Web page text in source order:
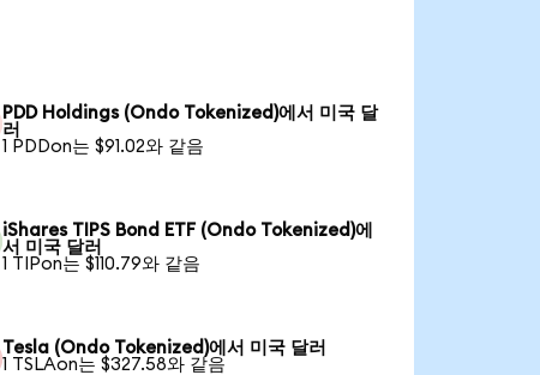
PDD Holdings (Ondo Tokenized)에서 미국 달
러
1 PDDon는 $91.02와 같음
iShares TIPS Bond ETF (Ondo Tokenized)에
서 미국 달러
1 TIPon는 $110.79와 같음
Tesla (Ondo Tokenized)에서 미국 달러
1 TSLAon는 $327.58와 같음